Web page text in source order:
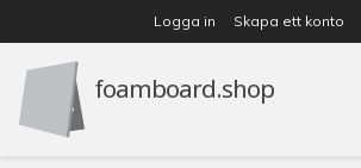
Logga in Skapa ett konto